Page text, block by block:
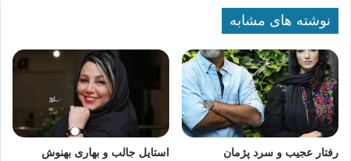
نوشته های مشابه
رفتار عجیب و سرد پژمان
استایل جالب و بهاری بهنوش